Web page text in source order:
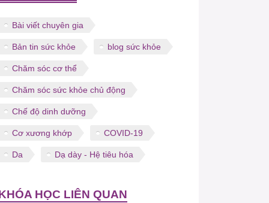
Bài viết chuyên gia
Bản tin sức khỏe blog sức khỏe
Chăm sóc cơ thể
Chăm sóc sức khỏe chủ động
Chế độ dinh dưỡng
Cơ xương khớp COVID-19
Da Dạ dày - Hệ tiêu hóa
HỌC LIÊN QUAN